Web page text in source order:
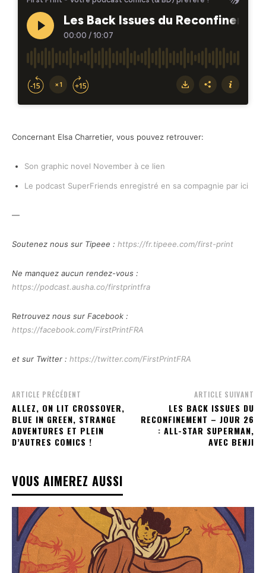
Concernant Elsa Charretier, vous pouvez retrouver:
Son graphic novel November à ce lien
Le podcast SuperFriends enregistré en sa compagnie par ici
—
Soutenez nous sur Tipeee : https://fr.tipeee.com/first-print
Ne manquez aucun rendez-vous :
https://podcast.ausha.co/firstprintfra
Retrouvez nous sur Facebook :
https://facebook.com/FirstPrintFRA
et sur Twitter : https://twitter.com/FirstPrintFRA
ARTICLE PRÉCÉDENT
ALLEZ, ON LIT CROSSOVER,
BLUE IN GREEN, STRANGE
ADVENTURES ET PLEIN
D’AUTRES COMICS !
ARTICLE SUIVANT
LES BACK ISSUES DU
RECONFINEMENT – JOUR 26
: ALL-STAR SUPERMAN,
AVEC BENJI
VOUS AIMEREZ AUSSI